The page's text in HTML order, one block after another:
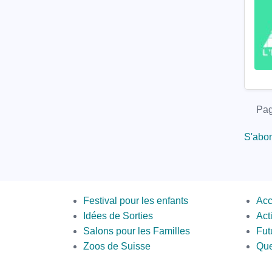
Menus
Festival pour les enfants
Idées de Sorties
Salons pour les Familles
Zoos de Suisse